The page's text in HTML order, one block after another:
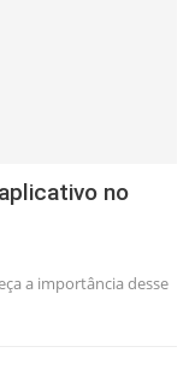
no
a importância desse